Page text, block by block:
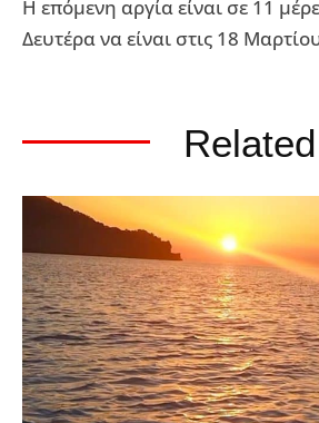
Η επόμενη αργία είναι σε 11
Δευτέρα να είναι στις 18
Related